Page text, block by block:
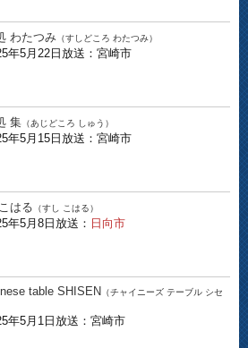
わたつみ （すしどころ わたつみ）
年5月22日放送：宮崎市
集 （あじどころ しゅう）
年5月15日放送：宮崎市
はる （すし こはる）
年5月8日放送： 日向市
table SHISEN （チャイニーズ テーブル シセ
年5月1日放送：宮崎市